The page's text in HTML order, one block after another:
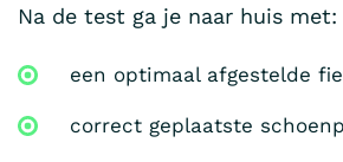
Na de test ga je naar huis met:
een optimaal afgestelde
correct geplaatste